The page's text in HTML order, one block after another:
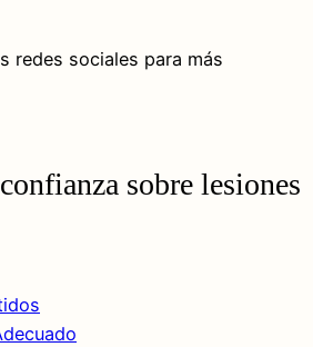
redes sociales para más
sobre lesiones